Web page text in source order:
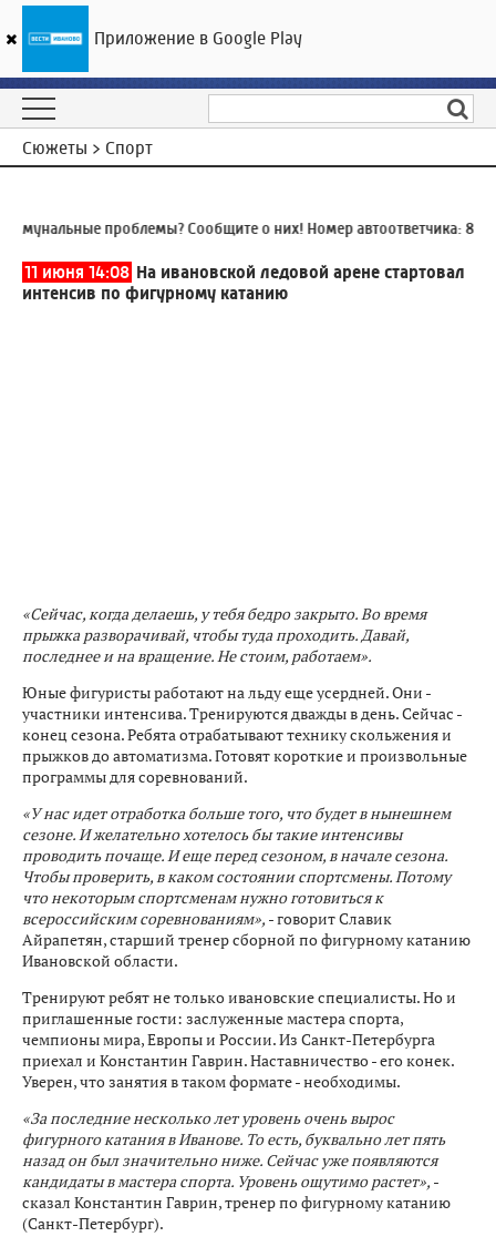
ГТРК «Ивтелерадио»
Сюжеты > Спорт
проблемы? Сообщите о них! Номер автоответчика:8
11 июня 14:08 На ивановской ледовой арене стартовал
интенсив по фигурному катанию
«Сейчас, когда делаешь, у тебя бедро закрыто. Во время
прыжка разворачивай, чтобы туда проходить. Давай,
последнее и на вращение. Не стоим, работаем».
Юные фигуристы работают на льду еще усердней. Они -
участники интенсива. Тренируются дважды в день. Сейчас -
конец сезона. Ребята отрабатывают технику скольжения и
прыжков до автоматизма. Готовят короткие и произвольные
программы для соревнований.
«У нас идет отработка больше того, что будет в нынешнем
сезоне. И желательно хотелось бы такие интенсивы
проводить почаще. И еще перед сезоном, в начале сезона.
Чтобы проверить, в каком состоянии спортсмены. Потому
что некоторым спортсменам нужно готовиться к
всероссийским соревнованиям», - говорит Славик
Айрапетян, старший тренер сборной по фигурному катанию
Ивановской области.
Тренируют ребят не только ивановские специалисты. Но и
приглашенные гости: заслуженные мастера спорта,
чемпионы мира, Европы и России. Из Санкт-Петербурга
приехал и Константин Гаврин. Наставничество - его конек.
Уверен, что занятия в таком формате - необходимы.
«За последние несколько лет уровень очень вырос
фигурного катания в Иванове. То есть, буквально лет пять
назад он был значительно ниже. Сейчас уже появляются
кандидаты в мастера спорта. Уровень ощутимо растет», -
сказал Константин Гаврин, тренер по фигурному катанию
(Санкт-Петербург).
Приложение в Google Play